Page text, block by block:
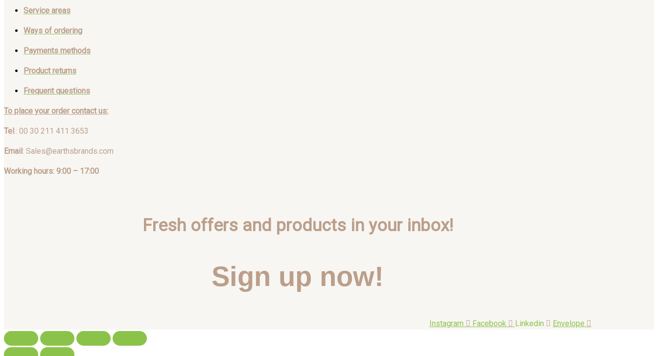
Service areas
Ways of ordering
Payments methods
Product returns
Frequent questions
To place your order contact us:
Tel .: 00 30 211 411 3653
Email: Sales@earthsbrands.com
Working hours: 9:00 – 17:00
Fresh offers and products in your inbox!
Sign up now!
Instagram Facebook Linkedin Envelope